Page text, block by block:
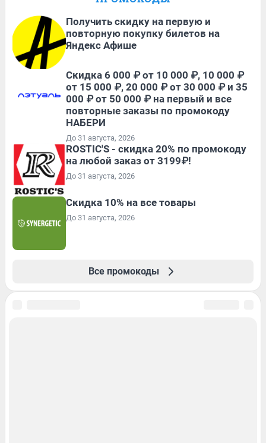
Получить скидку на первую и
повторную покупку билетов на
Яндекс Афише
Скидка 6 000 ₽ от 10 000 ₽, 10 000 ₽
от 15 000 ₽, 20 000 ₽ от 30 000 ₽ и 35
000 ₽ от 50 000 ₽ на первый и все
повторные заказы по промокоду
НАБЕРИ
До 31 августа, 2026
ROSTIC'S - скидка 20% по промокоду
на любой заказ от 3199₽!
До 31 августа, 2026
Скидка 10% на все товары
До 31 августа, 2026
Все промокоды